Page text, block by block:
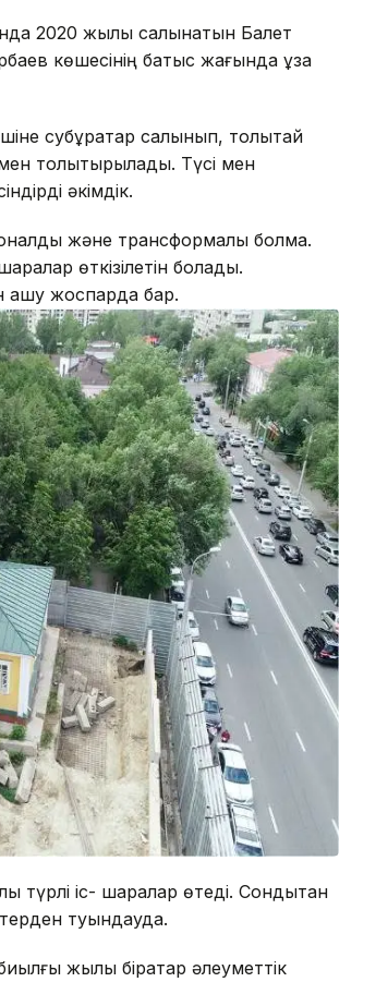
2020 жылы салынатын Балет
көшесінің батыс жағында ұзақ
субұрқақтар салынып, толықтай
толықтырылады. Түсі мен
әкімдік.
және трансформалы болмақ.
өткізілетін болады.
ашу жоспарда бар.
түрлі іс- шаралар өтеді. Сондықтан
туындауда.
жылы бірқатар әлеуметтік